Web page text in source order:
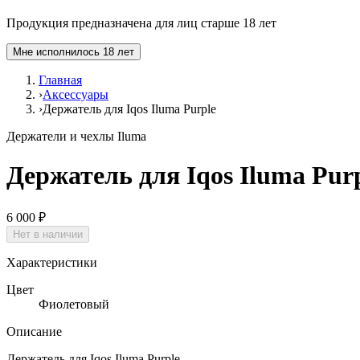
Продукция предназначена для лиц старше 18 лет
Мне исполнилось 18 лет
Главная
›Аксессуары
›Держатель для Iqos Iluma Purple
Держатели и чехлы Iluma
Держатель для Iqos Iluma
6 000 ₽
Нет в наличии
Характеристики
Цвет
Фиолетовый
Описание